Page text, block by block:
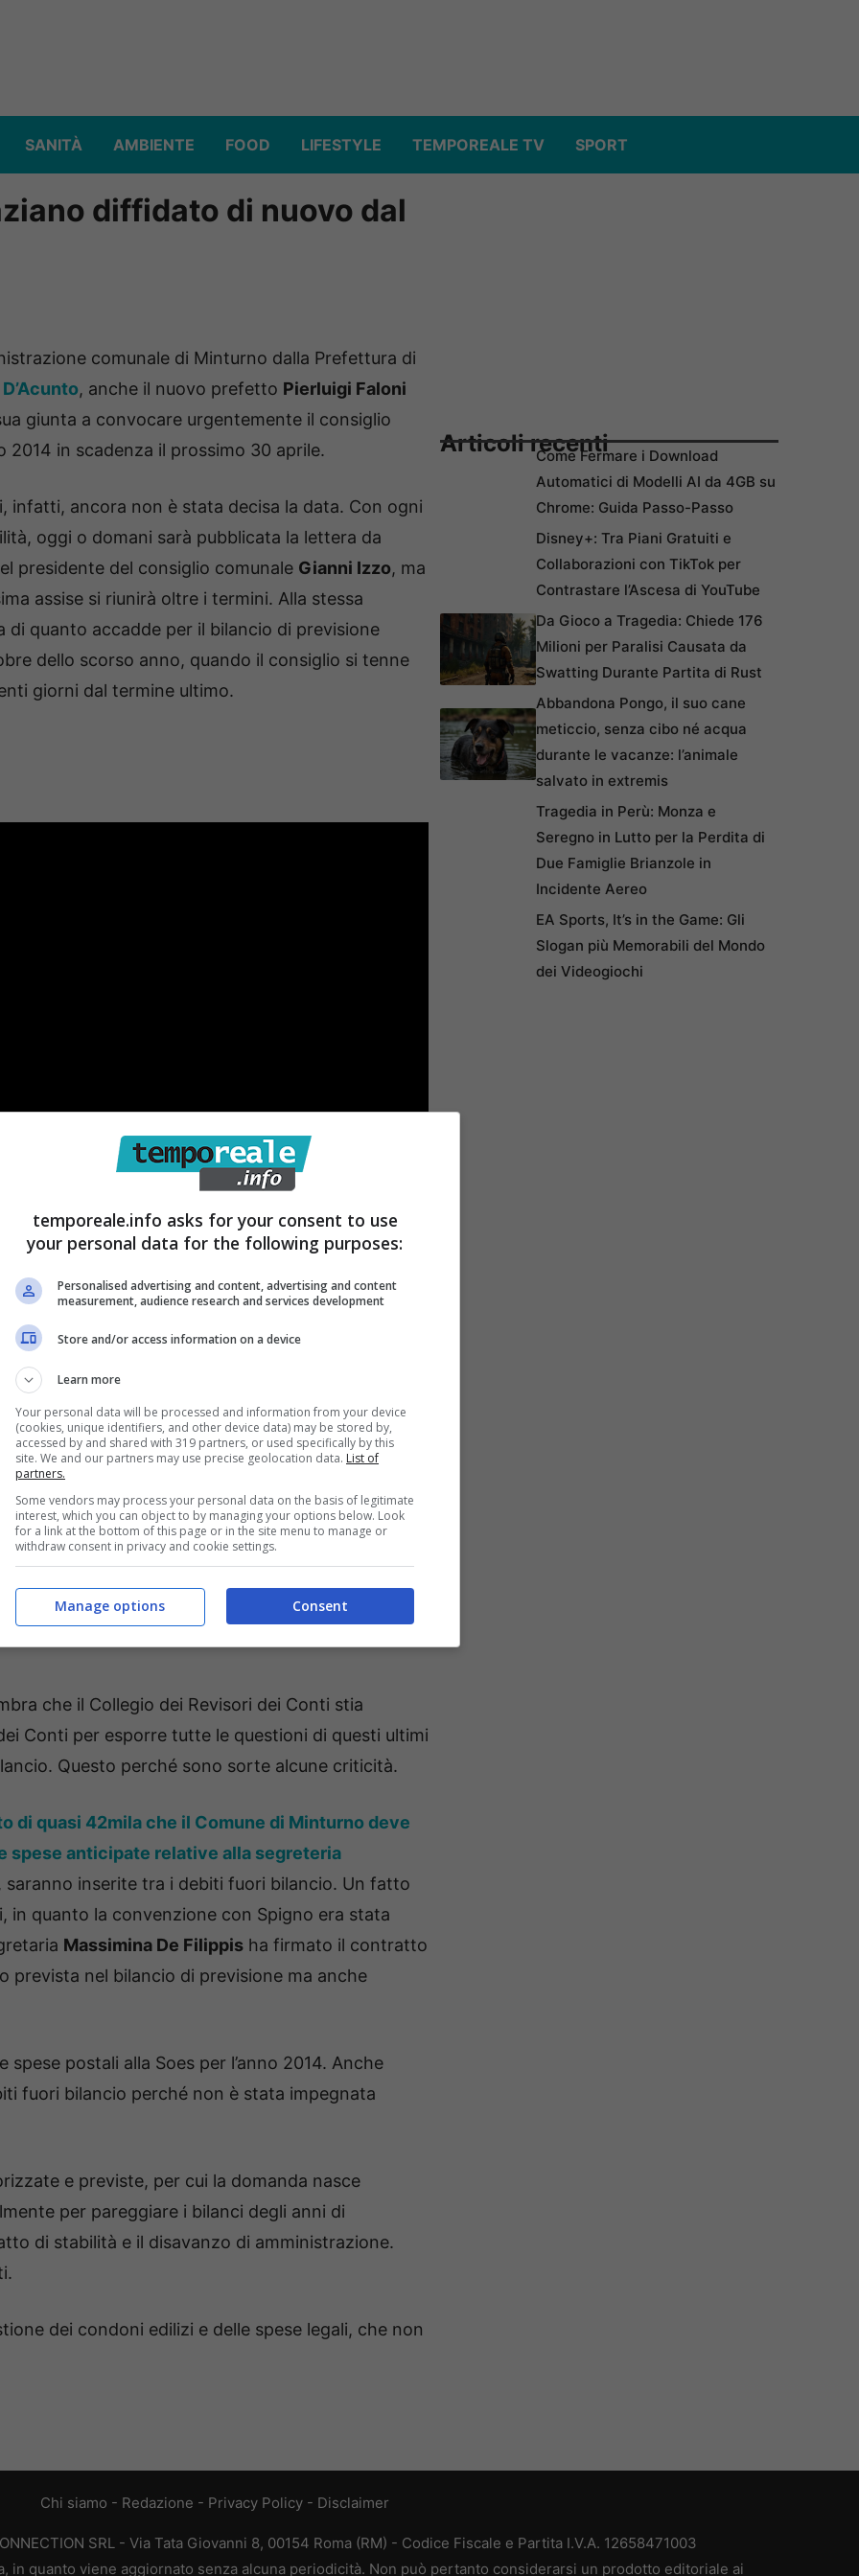
SANITÀ AMBIENTE FOOD LIFESTYLE TEMPOREALE TV SPORT
diffidato di nuovo dal
comunale di Minturno dalla Prefettura di
, anche il nuovo prefetto Pierluigi Faloni
giunta a convocare urgentemente il consiglio
2014 in scadenza il prossimo 30 aprile.
infatti, ancora non è stata decisa la data. Con ogni
oggi o domani sarà pubblicata la lettera da
presidente del consiglio comunale Gianni Izzo, ma
assise si riunirà oltre i termini. Alla stessa
di quanto accadde per il bilancio di previsione
dello scorso anno, quando il consiglio si tenne
giorni dal termine ultimo.
in caso contrario procederà alla nomina di un
il consiglio comunale e facendo decadere
la seconda volta ad un appuntamento importante
ormai palese – ci sono problemi con le casse
– di previsione prima, consuntivo poi – con
comunale si era recentemente espresso il
Gerardo Stefanelli,il quale aveva a sua volta
aggiunta un’autorità come quella del Prefetto di
che il Collegio dei Revisori dei Conti stia
Conti per esporre tutte le questioni di questi ultimi
Questo perché sono sorte alcune criticità.
di quasi 42mila che il Comune di Minturno deve
spese anticipate relative alla segreteria
, saranno inserite tra i debiti fuori bilancio. Un fatto
in quanto la convenzione con Spigno era stata
Massimina De Filippis ha firmato il contratto
prevista nel bilancio di previsione ma anche
postali alla Soes per l’anno 2014. Anche
fuori bilancio perché non è stata impegnata
e previste, per cui la domanda nasce
per pareggiare i bilanci degli anni di
di stabilità e il disavanzo di amministrazione.
dei condoni edilizi e delle spese legali, che non
Articoli recentiCome Fermare i Download
Automatici di Modelli AI da 4GB su
Chrome: Guida Passo-Passo
Disney+: Tra Piani Gratuiti e
Collaborazioni con TikTok per
Contrastare l’Ascesa di YouTube
Da Gioco a Tragedia: Chiede 176
Milioni per Paralisi Causata da
Swatting Durante Partita di Rust
Abbandona Pongo, il suo cane
meticcio, senza cibo né acqua
durante le vacanze: l’animale
salvato in extremis
Tragedia in Perù: Monza e
Seregno in Lutto per la Perdita di
Due Famiglie Brianzole in
Incidente Aereo
EA Sports, It’s in the Game: Gli
Slogan più Memorabili del Mondo
dei Videogiochi
Chi siamo - Redazione - Privacy Policy - Disclaimer
SRL - Via Tata Giovanni 8, 00154 Roma (RM) - Codice Fiscale e Partita I.V.A. 12658471003
in quanto viene aggiornato senza alcuna periodicità. Non può pertanto considerarsi un prodotto editoriale ai
temporeale.info asks for your consent to use
your personal data for the following purposes:
Personalised advertising and content, advertising and content
measurement, audience research and services development
Store and/or access information on a device
Learn more
Your personal data will be processed and information from your device
(cookies, unique identifiers, and other device data) may be stored by,
accessed by and shared with 319 partners, or used specifically by this
site. We and our partners may use precise geolocation data. List of
partners.
Some vendors may process your personal data on the basis of legitimate
interest, which you can object to by managing your options below. Look
for a link at the bottom of this page or in the site menu to manage or
withdraw consent in privacy and cookie settings.
Consent
Manage options